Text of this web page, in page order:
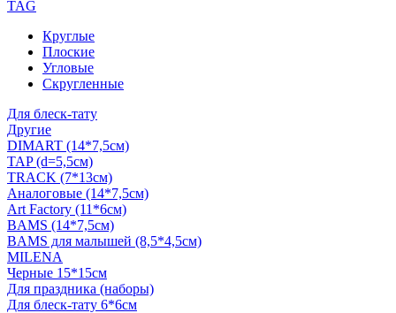
TAG
Круглые
Плоские
Угловые
Скругленные
Для блеск-тату
Другие
DIMART (14*7,5см)
TAP (d=5,5см)
TRACK (7*13см)
Аналоговые (14*7,5см)
Art Factory (11*6см)
BAMS (14*7,5см)
BAMS для малышей (8,5*4,5см)
MILENA
Черные 15*15см
Для праздника (наборы)
Для блеск-тату 6*6см